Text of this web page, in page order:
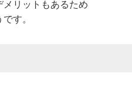
リットもあるため
す。